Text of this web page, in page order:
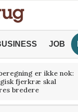
JOB
er ikke nok:
fjerkræ skal
bredere